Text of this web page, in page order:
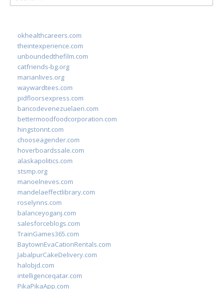
for:
okhealthcareers.com
theintexperience.com
unboundedthefilm.com
catfriends-bg.org
marianlives.org
waywardtees.com
pidfloorsexpress.com
bancodevenezuelaen.com
bettermoodfoodcorporation.com
hingstonnt.com
chooseagender.com
hoverboardssale.com
alaskapolitics.com
stsmp.org
manoelneves.com
mandelaeffectlibrary.com
roselynns.com
balanceyoganj.com
salesforceblogs.com
TrainGames365.com
BaytownEvaCationRentals.com
JabalpurCakeDelivery.com
halobjd.com
intelligenceqatar.com
PikaPikaApp.com